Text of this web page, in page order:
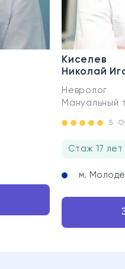
Киселев
Николай
Невролог
Мануальный
5
Стаж 17 лет
м.